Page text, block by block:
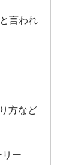
言われ
方など
リー